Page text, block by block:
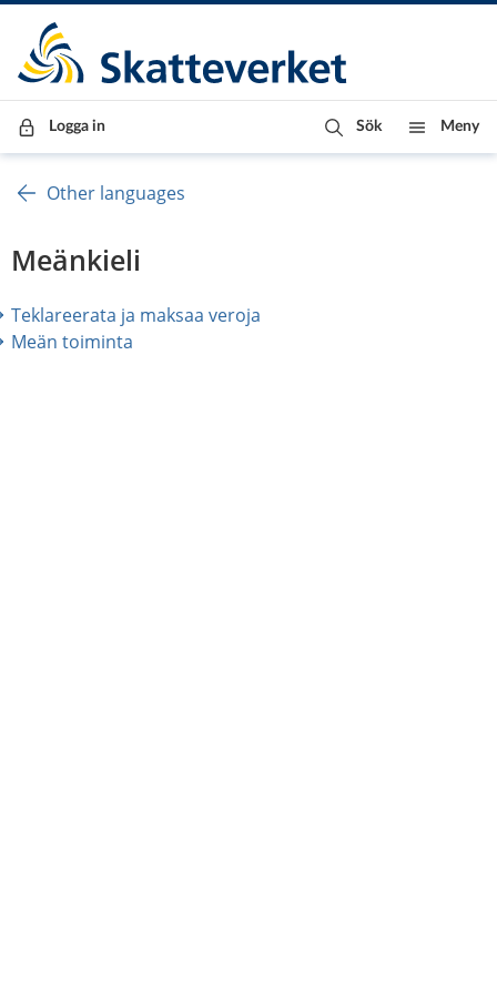
Till innehåll
Till navigationen
Till chattrobot
Logga in Sök Meny
Other languages
Meänkieli
Teklareerata ja maksaa veroja
Meän toiminta